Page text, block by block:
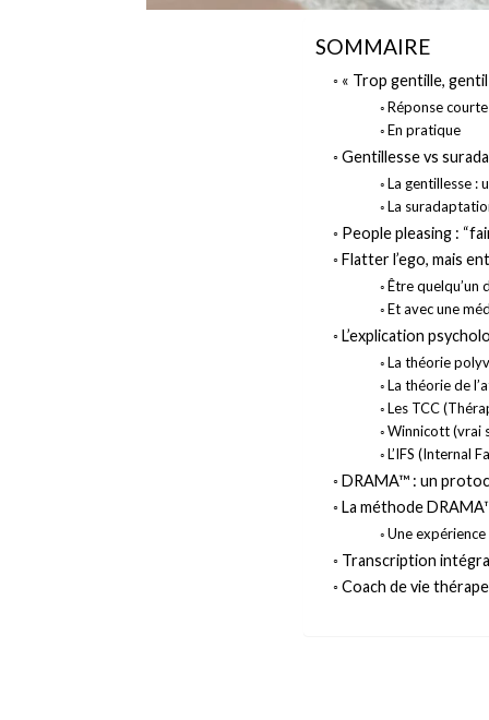
SOMMAIRE
« Trop gentille,
Réponse courte
En pratique
Gentillesse vs
La gentillesse :
La
People pleasing :
Flatter l’ego, mais
Être quelqu’un
Et avec une
L’explication
La théorie
La théorie de
Les TCC
Winnicott (vrai
L’IFS (Internal
DRAMA™ : un
La méthode
Une
Transcription
Coach de vie